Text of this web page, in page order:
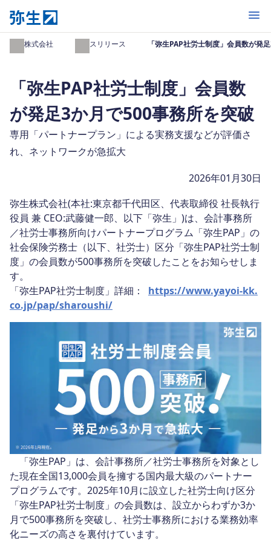
開く
弥生株式会社 プレスリリース 「弥生PAP社労士制度」会員数が発
「弥生PAP社労士制度」会員数
が発足3か月で500事務所を突破
専用「パートナープラン」による実務支援などが評価さ
れ、ネットワークが急拡大
2026年01月30日
弥生株式会社(本社:東京都千代田区、代表取締役 社長執行
役員 兼 CEO:武藤健一郎、以下「弥生」)は、会計事務所
／社労士事務所向けパートナープログラム「弥生PAP」の
社会保険労務士（以下、社労士）区分「弥生PAP社労士制
度」の会員数が500事務所を突破したことをお知らせしま
す。
「弥生PAP社労士制度」詳細： https://www.yayoi-kk.
co.jp/pap/sharoushi/
「弥生PAP」は、会計事務所／社労士事務所を対象とし
た現在全国13,000会員を擁する国内最大級のパートナー
プログラムです。2025年10月に設立した社労士向け区分
「弥生PAP社労士制度」の会員数は、設立からわずか3か
月で500事務所を突破し、社労士事務所における業務効率
化ニーズの高さを裏付けています。